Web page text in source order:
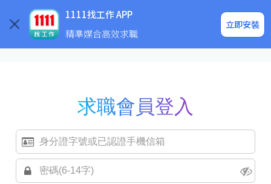
1111找工作 APP
精準媒合高效求職
立即安裝
企業求才
求職會員登入